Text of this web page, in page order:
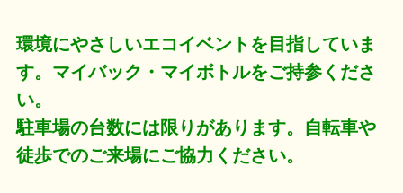
環境にやさしいエコイベントを目指していま
す。マイバック・マイボトルをご持参くださ
い。
駐車場の台数には限りがあります。自転車や
徒歩でのご来場にご協力ください。